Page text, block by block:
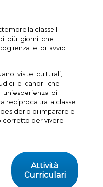
la classe I
più giorni che
e di avvio
visite culturali,
e canori che
di
reciproca tra la classe
di imparare e
corretto per vivere
Attività
Curriculari